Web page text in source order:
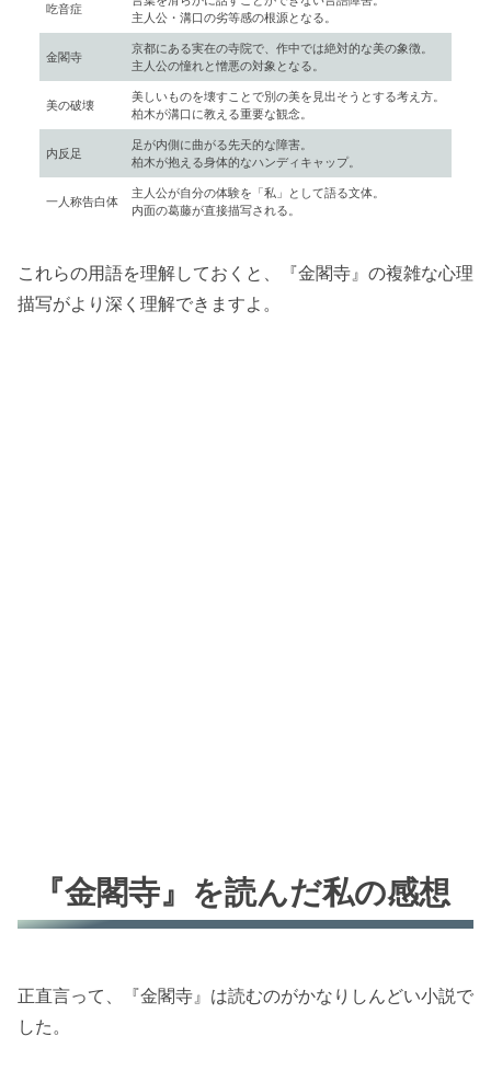
吃音症
主人公・溝口の劣等感の根源となる。
金閣寺
京都にある実在の寺院で、作中では絶対的な美の象徴。
主人公の憧れと憎悪の対象となる。
美の破壊
美しいものを壊すことで別の美を見出そうとする考え方。
柏木が溝口に教える重要な観念。
内反足
足が内側に曲がる先天的な障害。
柏木が抱える身体的なハンディキャップ。
一人称告白体
主人公が自分の体験を「私」として語る文体。
内面の葛藤が直接描写される。
これらの用語を理解しておくと、『金閣寺』の複雑な心理
描写がより深く理解できますよ。
『金閣寺』を読んだ私の感想
正直言って、『金閣寺』は読むのがかなりしんどい小説で
した。